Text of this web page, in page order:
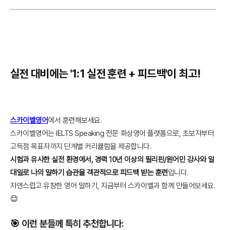
실전 대비에는 '1:1 실전 훈련 + 피드백'이 최고!
스카이벨영어에서 훈련해보세요.
스카이벨영어는 IELTS Speaking 전문 화상영어 플랫폼으로, 초보자부터
고득점 목표자까지 단계별 커리큘럼을 제공합니다.
시험과 유사한 실전 환경에서, 경력 10년 이상의 필리핀/원어민 강사와 일
대일로 나의 말하기 습관을 객관적으로 피드백 받는 훈련입니다.
자연스럽고 유창한 영어 말하기, 지금부터 스카이벨과 함께 만들어보세요.
😊
🎯 이런 분들께 특히 추천합니다: